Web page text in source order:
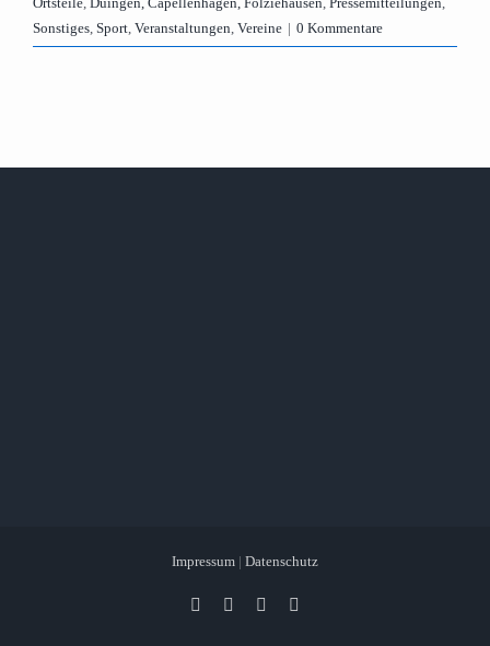
Sonstiges, Sport, Veranstaltungen, Vereine | 0 Kommentare
Impressum | Datenschutz
Facebook Instagram